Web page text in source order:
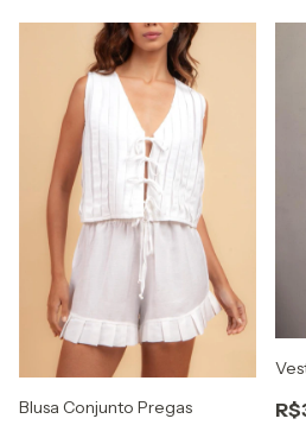
Blusa Conjunto Pregas